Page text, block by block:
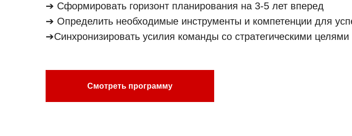
➔ Сформировать горизонт планирования на 3-5 лет вперед
➔ Определить необходимые инструменты и компетенции для
➔Синхронизировать усилия команды со стратегическими целями
Смотреть программу